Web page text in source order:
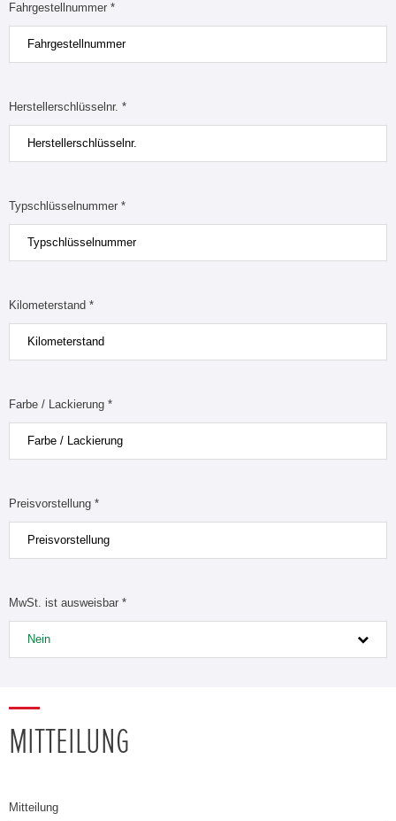
Fahrgestellnummer *
Herstellerschlüsselnr. *
Typschlüsselnummer *
Kilometerstand *
Farbe / Lackierung *
Preisvorstellung *
MwSt. ist ausweisbar *
Nein
MITTEILUNG
Mitteilung